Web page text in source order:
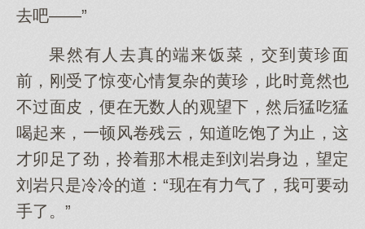
去吧——”
果然有人去真的端来饭菜，交到黄珍面
前，刚受了惊变心情复杂的黄珍，此时竟然也
不过面皮，便在无数人的观望下，然后猛吃猛
喝起来，一顿风卷残云，知道吃饱了为止，这
才卯足了劲，拎着那木棍走到刘岩身边，望定
刘岩只是冷冷的道：“现在有力气了，我可要动
手了。”